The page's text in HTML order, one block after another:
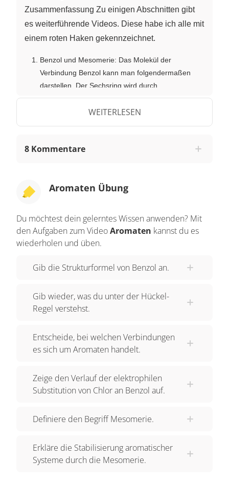
Zusammenfassung Zu einigen Abschnitten gibt
es weiterführende Videos. Diese habe ich alle mit
einem roten Haken gekennzeichnet.
Benzol und Mesomerie: Das Molekül der
Verbindung Benzol kann man folgendermaßen
darstellen. Der Sechsring wird durch
Sigmabindungen aufgebaut. Daneben gibt es noch
3 Pibindungen. Es ist aber auch möglich, das
verschoben. Weder die eine noch die andere
Richtungen zeigt, angedeutet. Somit erhält man 2
auch von beiden mesomeren Grenzstrukturen. In
Skelettschreibweise lässt sich dies eleganter
Formulieren. Die tatsächliche Struktur liegt
Grenzstrukturen. Diese Möglichkeit, 2
des Moleküls. Derartige Verbindungen bezeichnet
man als Aromaten. Benzol ist ein Aromat. Die
mesomeren Grenzstrukturen. Sie ist ein Aliphat.
relativ stabile, chemische Verbindung. Daher sagt
man, dass Benzol aromatisch ist. Es gibt aber
Doppelbindungen abwechseln, die nicht stabil
Kohlenstoffatomen besteht. Er ist instabil und man
bezeichnet diese Verbindung als antiaromatisch.
WEITERLESEN
8 Kommentare
Aromaten Übung
Du möchtest dein gelerntes Wissen anwenden? Mit
den Aufgaben zum VideoAromaten kannst du es
wiederholen und üben.
Gib die Strukturformel von Benzol an.
Gib wieder, was du unter der Hückel-
Regel verstehst.
Entscheide, bei welchen Verbindungen
es sich um Aromaten handelt.
Zeige den Verlauf der elektrophilen
Substitution von Chlor an Benzol auf.
Definiere den Begriff Mesomerie.
Erkläre die Stabilisierung aromatischer
Systeme durch die Mesomerie.